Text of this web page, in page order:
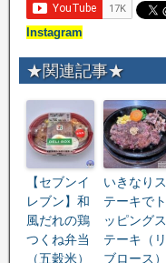
Instagram
★関連記事★
【セブンイ
レブン】和
風だれの鶏
つくね弁当
（五穀米）
いきなりス
テーキでト
ッピングス
テーキ（リ
ブロース）